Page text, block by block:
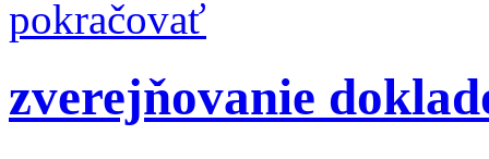
pokračovať
zverejňovanie